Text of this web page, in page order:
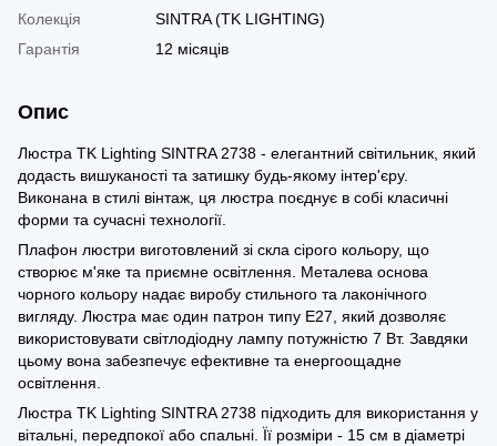
Колекція
SINTRA (TK LIGHTING)
Гарантія
12 місяців
Опис
Люстра TK Lighting SINTRA 2738 - елегантний світильник, який
додасть вишуканості та затишку будь-якому інтер'єру.
Виконана в стилі вінтаж, ця люстра поєднує в собі класичні
форми та сучасні технології.
Плафон люстри виготовлений зі скла сірого кольору, що
створює м'яке та приємне освітлення. Металева основа
чорного кольору надає виробу стильного та лаконічного
вигляду. Люстра має один патрон типу E27, який дозволяє
використовувати світлодіодну лампу потужністю 7 Вт. Завдяки
цьому вона забезпечує ефективне та енергоощадне
освітлення.
Люстра TK Lighting SINTRA 2738 підходить для використання у
вітальні, передпокої або спальні. Її розміри - 15 см в діаметрі